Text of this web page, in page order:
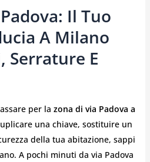
Il Tuo
A Milano
Serrature E
per la zona di via Padova a
una chiave, sostituire un
della tua abitazione, sappi
A pochi minuti da via Padova